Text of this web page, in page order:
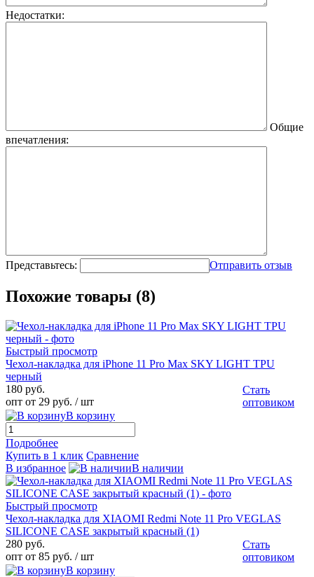
Недостатки:
Общие
впечатления:
Представьтесь: Отправить отзыв
Похожие товары (8)
Быстрый просмотр
Чехол-накладка для iPhone 11 Pro Max SKY LIGHT TPU
черный
180 руб.
опт от 29 руб. / шт
Стать
оптовиком
В корзину
Подробнее
Купить в 1 клик Сравнение
В избранное
В наличии
Быстрый просмотр
Чехол-накладка для XIAOMI Redmi Note 11 Pro VEGLAS
SILICONE CASE закрытый красный (1)
280 руб.
опт от 85 руб. / шт
Стать
оптовиком
В корзину